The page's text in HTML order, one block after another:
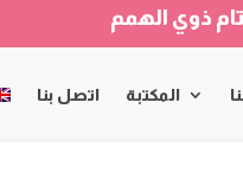
ذوي الهمم
المكتبة اتصل بنا